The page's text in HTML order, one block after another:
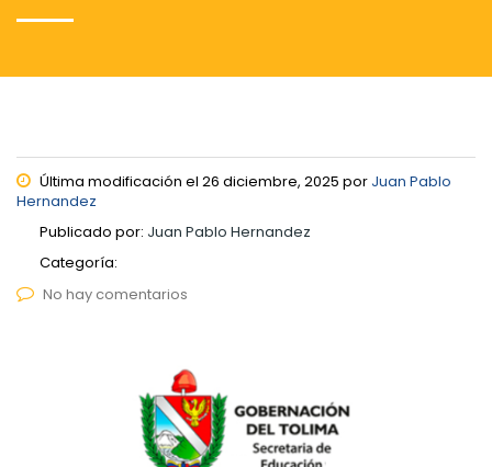
Última modificación el 26 diciembre, 2025 por Juan Pablo
Hernandez
Publicado por: Juan Pablo Hernandez
Categoría:
No hay comentarios